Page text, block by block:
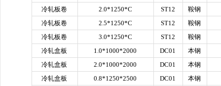
冷轧板卷
2.0*1250*C ST12
鞍钢
冷轧板卷
2.5*1250*C ST12
鞍钢
冷轧板卷
3.0*1250*C ST12
鞍钢
冷轧盒板
1.0*1000*2000 DC01
本钢
冷轧盒板
2.0*1000*2000 DC01
本钢
冷轧盒板
0.8*1250*2500 DC01
本钢